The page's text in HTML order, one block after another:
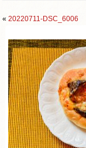
«20220711-DSC_6006